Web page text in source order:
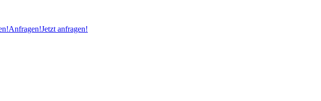
Anfragen!Jetzt anfragen!